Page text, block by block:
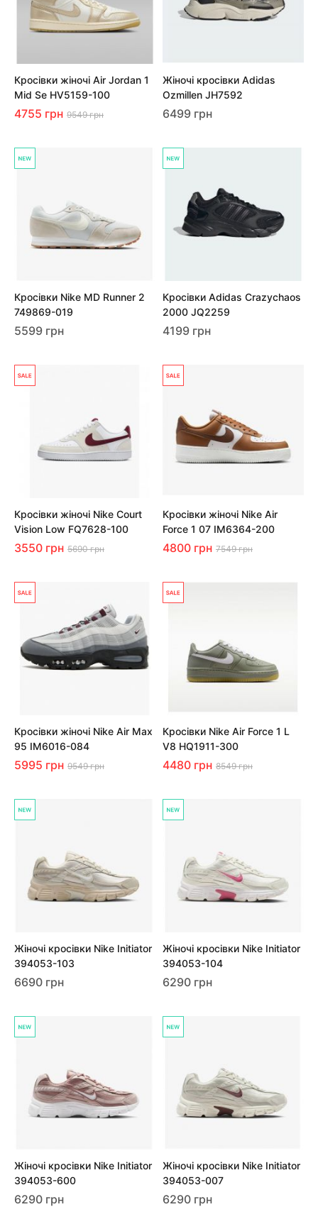
Кросівки жіночі Air Jordan 1
Mid Se HV5159-100
4755 грн 9549 грн
Жіночі кросівки Adidas
Ozmillen JH7592
6499 грн
Кросівки Nike MD Runner 2
749869-019
5599 грн
Кросівки Adidas Crazychaos
2000 JQ2259
4199 грн
Кросівки жіночі Nike Court
Vision Low FQ7628-100
3550 грн 5690 грн
Кросівки жіночі Nike Air
Force 1 07 IM6364-200
4800 грн 7549 грн
Кросівки жіночі Nike Air Max
95 IM6016-084
5995 грн 9549 грн
Кросівки Nike Air Force 1 L
V8 HQ1911-300
4480 грн 8549 грн
Жіночі кросівки Nike Initiator
394053-103
6690 грн
Жіночі кросівки Nike Initiator
394053-104
6290 грн
Жіночі кросівки Nike Initiator
394053-600
6290 грн
Жіночі кросівки Nike Initiator
394053-007
6290 грн